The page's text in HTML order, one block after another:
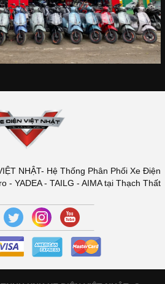
NHẬT- Hệ Thống Phân Phối Xe Điện
- YADEA - TAILG - AIMA tại Thạch Thất